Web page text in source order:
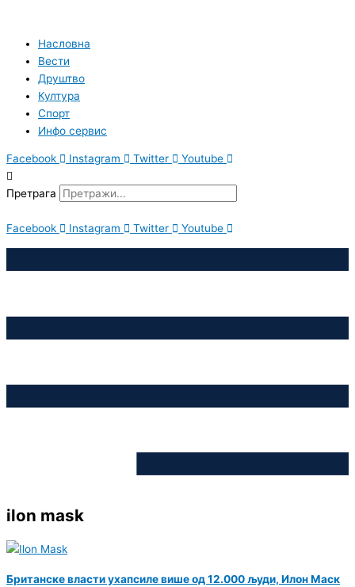
садржајНасловна
Вести
Друштво
Култура
Спорт
Инфо сервис
Facebook Instagram Twitter Youtube
Претрага
Facebook Instagram Twitter Youtube
ilon mask
Британске власти ухапсиле више од 12.000 људи, Илон Маск